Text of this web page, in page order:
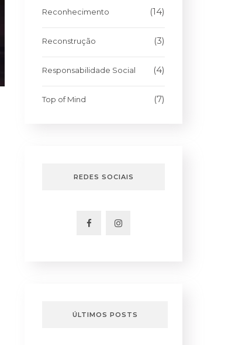
Reconhecimento (14)
Reconstrução (3)
Responsabilidade Social (4)
Top of Mind (7)
REDES SOCIAIS
ÚLTIMOS POSTS